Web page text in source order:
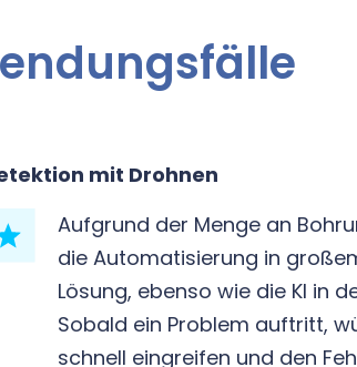
mit Drohnen
Aufgrund der Menge an
die Automatisierung in
Lösung, ebenso wie die KI in
Sobald ein Problem auftritt,
schnell eingreifen und den